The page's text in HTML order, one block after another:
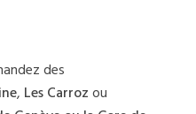
des
, Les Carrozou